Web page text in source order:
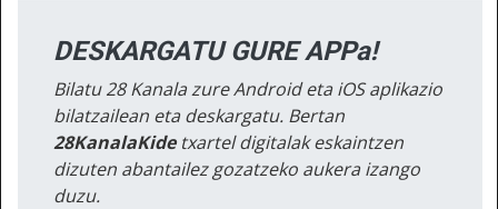
DESKARGATU GURE APPa!
Bilatu 28 Kanala zure Android eta iOS aplikazio
bilatzailean eta deskargatu. Bertan
28KanalaKidetxartel digitalak eskaintzen
dizuten abantailez gozatzeko aukera izango
duzu.